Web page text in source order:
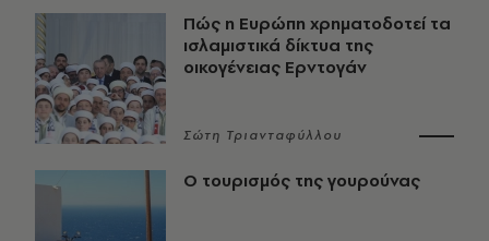
Πώς η Ευρώπη χρηματοδοτεί τα
ισλαμιστικά δίκτυα της
οικογένειας Ερντογάν
Σώτη Τριανταφύλλου
Ο τουρισμός της γουρούνας